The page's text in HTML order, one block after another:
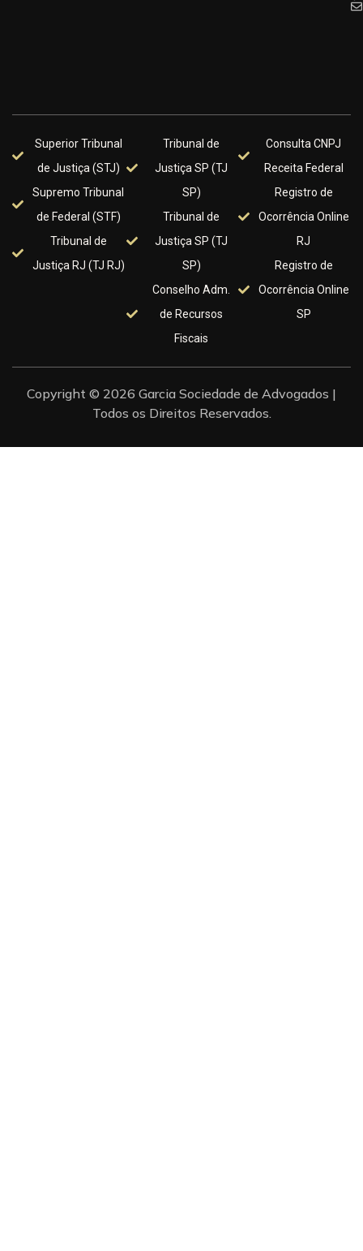
Superior Tribunal
de Justiça (STJ)
Supremo Tribunal
de Federal (STF)
Tribunal de
Justiça RJ (TJ RJ)
Tribunal de
Justiça SP (TJ
SP)
Tribunal de
Justiça SP (TJ
SP)
Conselho Adm.
de Recursos
Fiscais
Consulta CNPJ
Receita Federal
Registro de
Ocorrência Online
RJ
Registro de
Ocorrência Online
SP
Copyright © 2026 Garcia Sociedade de Advogados |
Todos os Direitos Reservados.